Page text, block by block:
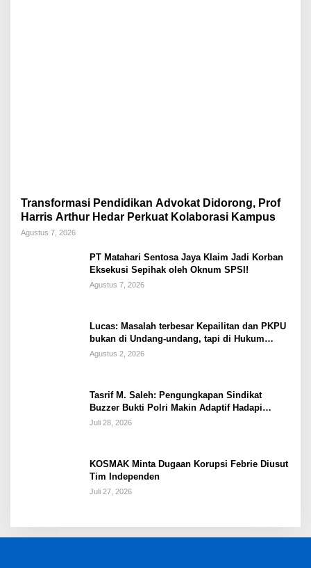
Transformasi Pendidikan Advokat Didorong, Prof
Harris Arthur Hedar Perkuat Kolaborasi Kampus
Agustus 7, 2026
PT Matahari Sentosa Jaya Klaim Jadi Korban
Eksekusi Sepihak oleh Oknum SPSI!
Agustus 7, 2026
Lucas: Masalah terbesar Kepailitan dan PKPU
bukan di Undang-undang, tapi di Hukum
Acara!!!
Agustus 2, 2026
Tasrif M. Saleh: Pengungkapan Sindikat
Buzzer Bukti Polri Makin Adaptif Hadapi
Kejahatan Digital
Juli 28, 2026
KOSMAK Minta Dugaan Korupsi Febrie Diusut
Tim Independen
Juli 27, 2026